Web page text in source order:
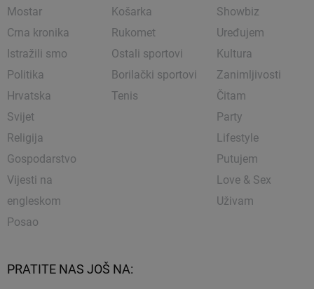
Mostar
Crna kronika
Istražili smo
Politika
Hrvatska
Svijet
Religija
Gospodarstvo
Vijesti na
engleskom
Posao
Košarka
Rukomet
Ostali sportovi
Borilački sportovi
Tenis
Showbiz
Uređujem
Kultura
Zanimljivosti
Čitam
Party
Lifestyle
Putujem
Love & Sex
Uživam
PRATITE NAS JOŠ NA: